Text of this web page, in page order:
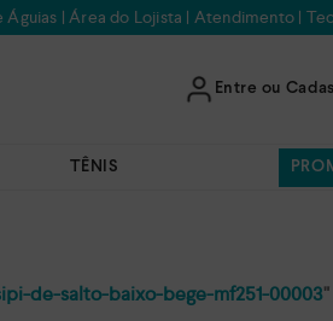
Águias |Área do Lojista | Atendimento|
Entre ou
TÊNIS
de-salto-baixo-bege-mf251-00003"